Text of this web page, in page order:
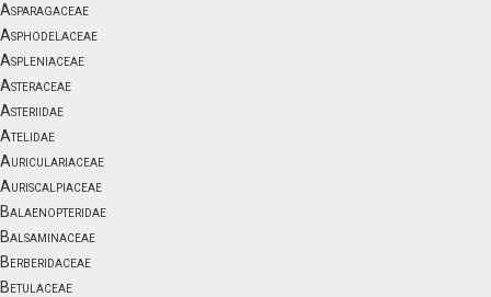
Asparagaceae
Asphodelaceae
Aspleniaceae
Asteraceae
Asteriidae
Atelidae
Auriculariaceae
Auriscalpiaceae
Balaenopteridae
Balsaminaceae
Berberidaceae
Betulaceae